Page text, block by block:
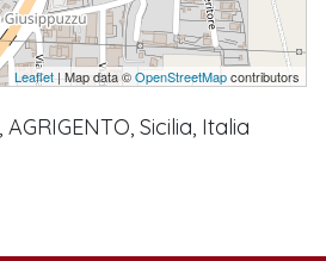
Leaflet | Map data ©OpenStreetMapcontributors
Sicilia, Italia